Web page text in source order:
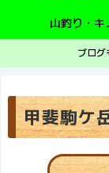
山釣り・キ
ブログ
甲斐駒ケ